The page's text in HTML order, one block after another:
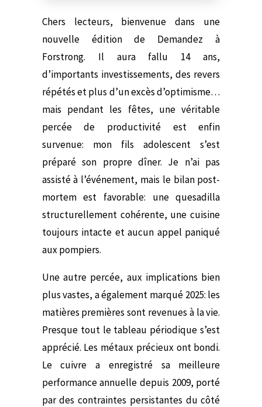
Chers lecteurs, bienvenue dans une
nouvelle édition de Demandez à
Forstrong. Il aura fallu 14 ans,
d’importants investissements, des revers
répétés et plus d’un excès d’optimisme…
mais pendant les fêtes, une véritable
percée de productivité est enfin
survenue: mon fils adolescent s’est
préparé son propre dîner. Je n’ai pas
assisté à l’événement, mais le bilan post-
mortem est favorable: une quesadilla
structurellement cohérente, une cuisine
toujours intacte et aucun appel paniqué
aux pompiers.
Une autre percée, aux implications bien
plus vastes, a également marqué 2025: les
matières premières sont revenues à la vie.
Presque tout le tableau périodique s’est
apprécié. Les métaux précieux ont bondi.
Le cuivre a enregistré sa meilleure
performance annuelle depuis 2009, porté
par des contraintes persistantes du côté